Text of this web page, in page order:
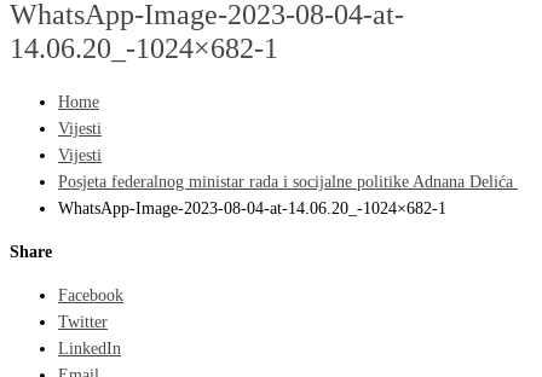
WhatsApp-Image-2023-08-04-at-
14.06.20_-1024×682-1
Home
Vijesti
Vijesti
Posjeta federalnog ministar rada i socijalne politike Adnana Delića
WhatsApp-Image-2023-08-04-at-14.06.20_-1024×682-1
Share
Facebook
Twitter
LinkedIn